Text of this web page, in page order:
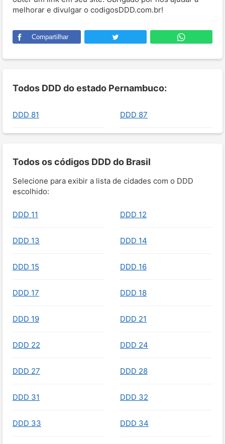
melhorar e divulgar o codigosDDD.com.br!
Compartilhar
Todos DDD do estado Pernambuco:
DDD 81 DDD 87
Todos os códigos DDD do Brasil
Selecione para exibir a lista de cidades com o DDD
escolhido:
DDD 11 DDD 12
DDD 13 DDD 14
DDD 15 DDD 16
DDD 17 DDD 18
DDD 19 DDD 21
DDD 22 DDD 24
DDD 27 DDD 28
DDD 31 DDD 32
DDD 33 DDD 34